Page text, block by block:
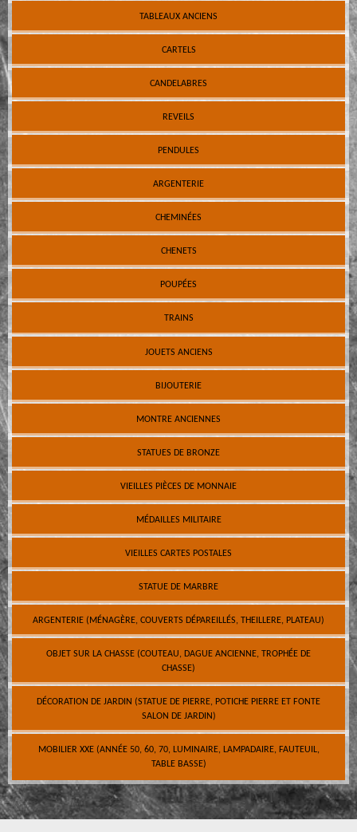
TABLEAUX ANCIENS
CARTELS
CANDELABRES
REVEILS
PENDULES
ARGENTERIE
CHEMINÉES
CHENETS
POUPÉES
TRAINS
JOUETS ANCIENS
BIJOUTERIE
MONTRE ANCIENNES
STATUES DE BRONZE
VIEILLES PIÈCES DE MONNAIE
MÉDAILLES MILITAIRE
VIEILLES CARTES POSTALES
STATUE DE MARBRE
ARGENTERIE (MÉNAGÈRE, COUVERTS DÉPAREILLÉS, THEILLERE, PLATEAU)
OBJET SUR LA CHASSE (COUTEAU, DAGUE ANCIENNE, TROPHÉE DE
CHASSE)
DÉCORATION DE JARDIN (STATUE DE PIERRE, POTICHE PIERRE ET FONTE
SALON DE JARDIN)
MOBILIER XXE (ANNÉE 50, 60, 70, LUMINAIRE, LAMPADAIRE, FAUTEUIL,
TABLE BASSE)